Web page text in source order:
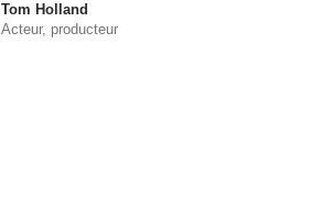
Tom Holland
Acteur, producteur